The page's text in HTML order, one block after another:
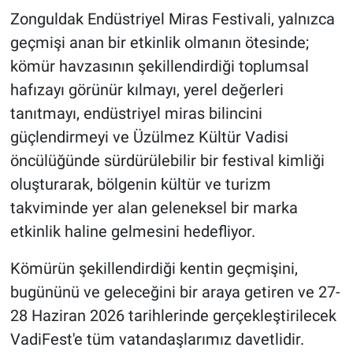
Zonguldak Endüstriyel Miras Festivali, yalnızca
geçmişi anan bir etkinlik olmanın ötesinde;
kömür havzasının şekillendirdiği toplumsal
hafızayı görünür kılmayı, yerel değerleri
tanıtmayı, endüstriyel miras bilincini
güçlendirmeyi ve Üzülmez Kültür Vadisi
öncülüğünde sürdürülebilir bir festival kimliği
oluşturarak, bölgenin kültür ve turizm
takviminde yer alan geleneksel bir marka
etkinlik haline gelmesini hedefliyor.
Kömürün şekillendirdiği kentin geçmişini,
bugününü ve geleceğini bir araya getiren ve 27-
28 Haziran 2026 tarihlerinde gerçekleştirilecek
VadiFest'e tüm vatandaşlarımız davetlidir.